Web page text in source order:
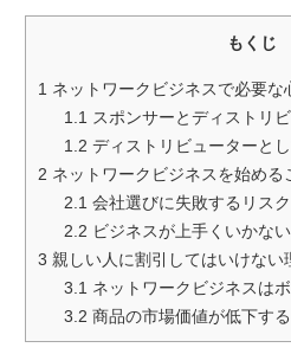
もくじ
1 ネットワークビジネスで必要な
1.1 スポンサーとディストリ
1.2 ディストリビューターと
2 ネットワークビジネスを始める
2.1 会社選びに失敗するリスク
2.2 ビジネスが上手くいかな
3 親しい人に割引してはいけない
3.1 ネットワークビジネスは
3.2 商品の市場価値が低下する